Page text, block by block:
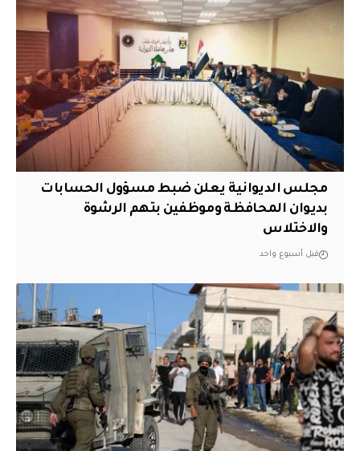
مجلس الديوانية يعلن ضبط مسؤول الحسابات
بديوان المحافظة وموظفين بتهم الرشوة
والاختلاس
قبل أسبوع واحد